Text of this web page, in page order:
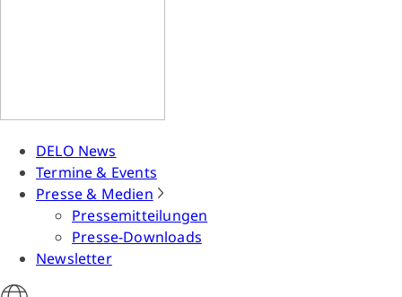
DELO News
Termine & Events
Presse & Medien
Pressemitteilungen
Presse-Downloads
Newsletter